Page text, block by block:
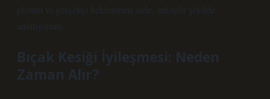
planını ve gerçekçi beklentileri sade, anlaşılır şekilde
anlatıyorum.
Bıçak Kesiği İyileşmesi: Neden
Zaman Alır?